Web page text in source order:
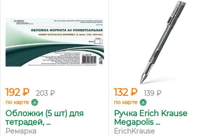
192 ₽ 203 ₽
по карте
Обложки (5 шт) для
тетрадей, ...
Ремарка
132 ₽ 139 ₽
по карте
Ручка Erich Krause
Megapolis ...
ErichKrause